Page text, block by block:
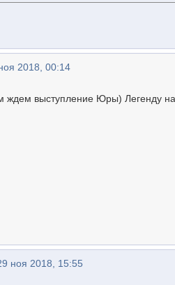
2018, 00:14
ждем выступление Юры) Легенду
ноя 2018, 15:55